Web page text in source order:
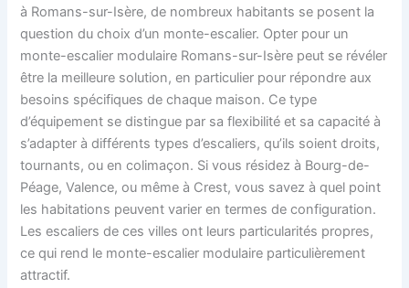
à Romans-sur-Isère, de nombreux habitants se posent la
question du choix d’un monte-escalier. Opter pour un
monte-escalier modulaire Romans-sur-Isère peut se révéler
être la meilleure solution, en particulier pour répondre aux
besoins spécifiques de chaque maison. Ce type
d’équipement se distingue par sa flexibilité et sa capacité à
s’adapter à différents types d’escaliers, qu’ils soient droits,
tournants, ou en colimaçon. Si vous résidez à Bourg-de-
Péage, Valence, ou même à Crest, vous savez à quel point
les habitations peuvent varier en termes de configuration.
Les escaliers de ces villes ont leurs particularités propres,
ce qui rend le monte-escalier modulaire particulièrement
attractif.